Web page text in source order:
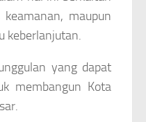
maupun
keberlanjutan.
yang dapat
membangun Kota